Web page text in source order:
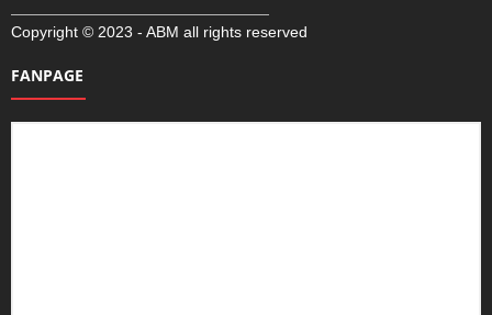
Copyright © 2023 - ABM all rights reserved
FANPAGE